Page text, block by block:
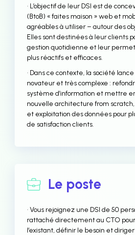
• L’objectif de leur DSI est de
(BtoB) « faites maison » web et
agréables à utiliser – autour des
Elles sont destinées à leur clients
gestion quotidienne et leur
plus réactifs et efficaces.
• Dans ce contexte, la société
novateur et très complexe :
système d’information et mettre
nouvelle architecture from
et exploitation des données pour
de satisfaction clients.
Le poste
• Vous rejoignez une DSI de 50
rattaché directement au CTO
l’existant, définir le besoin et